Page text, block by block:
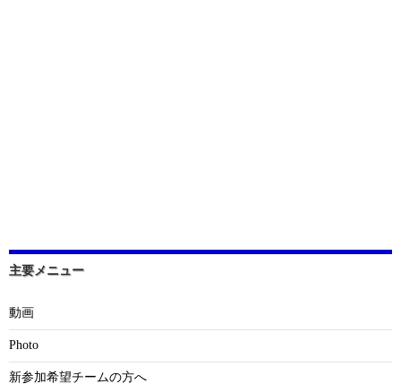
主要メニュー
動画
Photo
新参加希望チームの方へ